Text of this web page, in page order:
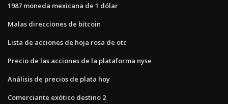
1987 moneda mexicana de 1 dólar
Malas direcciones de bitcoin
Lista de acciones de hoja rosa de otc
Precio de las acciones de la plataforma nyse
Análisis de precios de plata hoy
Comerciante exótico destino 2